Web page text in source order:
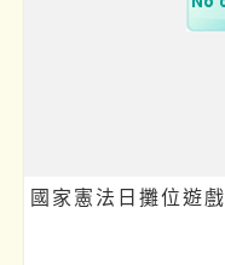
國家憲法日攤位遊戲